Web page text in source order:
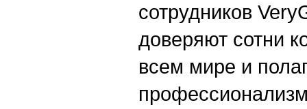
сотрудников
доверяют сотни
всем мире и